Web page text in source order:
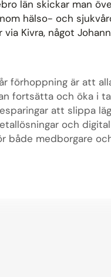
län skickar man
hälso- och
via Kivra, något
förhoppning är att
fortsätta och öka i
att slippa
och
både medborgare